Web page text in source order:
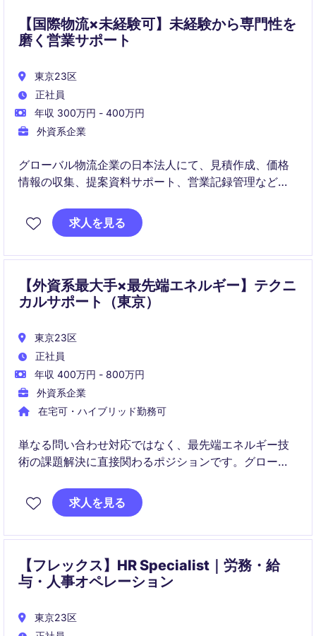
【国際物流×未経験可】未経験から専門性を
磨く営業サポート
東京23区
正社員
年収 300万円 - 400万円
外資系企業
グローバル物流企業の日本法人にて、見積作成、価格
情報の収集、提案資料サポート、営業記録管理などを
物流経験は必須ではなく、正確な事務処理力・丁寧な
日本語対応・英語メール対応力を活かして、国際ビジ
求人を見る
【外資系最大手×最先端エネルギー】テクニ
カルサポート（東京）
東京23区
正社員
年収 400万円 - 800万円
外資系企業
在宅可・ハイブリッド勤務可
単なる問い合わせ対応ではなく、最先端エネルギー技
術の課題解決に直接関わるポジションです。グローバ
バランス良く磨き、市場価値を高めることができま
す。
求人を見る
【フレックス】HR Specialist｜労務・給
与・人事オペレーション
東京23区